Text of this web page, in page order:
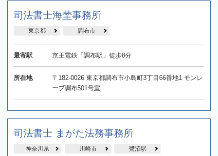
司法書士海埜事務所
東京都 調布市
最寄駅 京王電鉄「調布駅」徒歩8分
所在地
〒182-0026 東京都調布市小島町3丁目66番地1 モンレ
ーブ調布501号室
司法書士 まがた法務事務所
神奈川県 川崎市 鷺沼駅